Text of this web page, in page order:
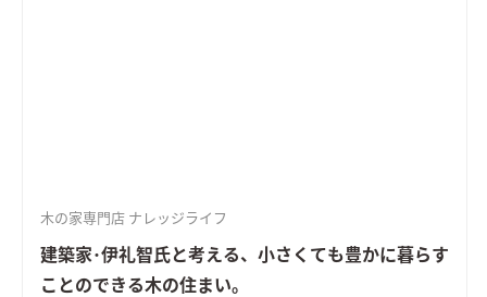
木の家専門店 ナレッジライフ
建築家･伊礼智氏と考える、小さくても豊かに暮らす
ことのできる木の住まい。